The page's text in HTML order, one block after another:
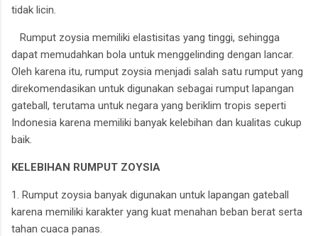
tidak licin.
Rumput zoysia memiliki elastisitas yang tinggi, sehingga
dapat memudahkan bola untuk menggelinding dengan lancar.
Oleh karena itu, rumput zoysia menjadi salah satu rumput yang
direkomendasikan untuk digunakan sebagai rumput lapangan
gateball, terutama untuk negara yang beriklim tropis seperti
Indonesia karena memiliki banyak kelebihan dan kualitas cukup
baik.
KELEBIHAN RUMPUT ZOYSIA
1. Rumput zoysia banyak digunakan untuk lapangan gateball
karena memiliki karakter yang kuat menahan beban berat serta
tahan cuaca panas.